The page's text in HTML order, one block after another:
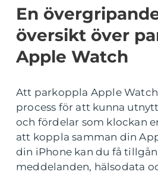
En
översikt över
Apple Watch
Att parkoppla Apple
process för att kunna
och fördelar som klockan
att koppla samman din
din iPhone kan du få
meddelanden, hälsodata